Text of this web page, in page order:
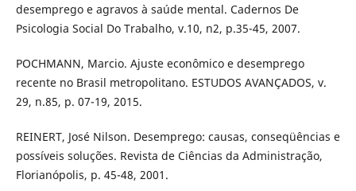
desemprego e agravos à saúde mental. Cadernos De
Psicologia Social Do Trabalho, v.10, n2, p.35-45, 2007.
POCHMANN, Marcio. Ajuste econômico e desemprego
recente no Brasil metropolitano. ESTUDOS AVANÇADOS, v.
29, n.85, p. 07-19, 2015.
REINERT, José Nilson. Desemprego: causas, conseqüências e
possíveis soluções. Revista de Ciências da Administração,
Florianópolis, p. 45-48, 2001.